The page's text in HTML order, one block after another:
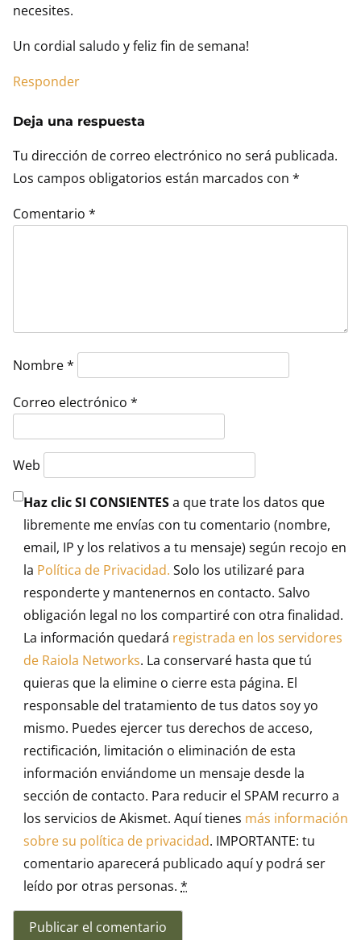
necesites.
Un cordial saludo y feliz fin de semana!
Responder
Deja una respuesta
Tu dirección de correo electrónico no será publicada.
Los campos obligatorios están marcados con *
Comentario *
Nombre*
Correo electrónico *
Web
Haz clic SI CONSIENTESa que trate los datos que
libremente me envías con tu comentario (nombre,
email, IP y los relativos a tu mensaje) según recojo en
la Política de Privacidad. Solo los utilizaré para
responderte y mantenernos en contacto. Salvo
obligación legal no los compartiré con otra finalidad.
La información quedará registrada en los servidores
de Raiola Networks. La conservaré hasta que tú
quieras que la elimine o cierre esta página. El
responsable del tratamiento de tus datos soy yo
mismo. Puedes ejercer tus derechos de acceso,
rectificación, limitación o eliminación de esta
información enviándome un mensaje desde la
sección de contacto. Para reducir el SPAM recurro a
los servicios de Akismet. Aquí tienes más información
sobre su política de privacidad. IMPORTANTE: tu
comentario aparecerá publicado aquí y podrá ser
leído por otras personas. *